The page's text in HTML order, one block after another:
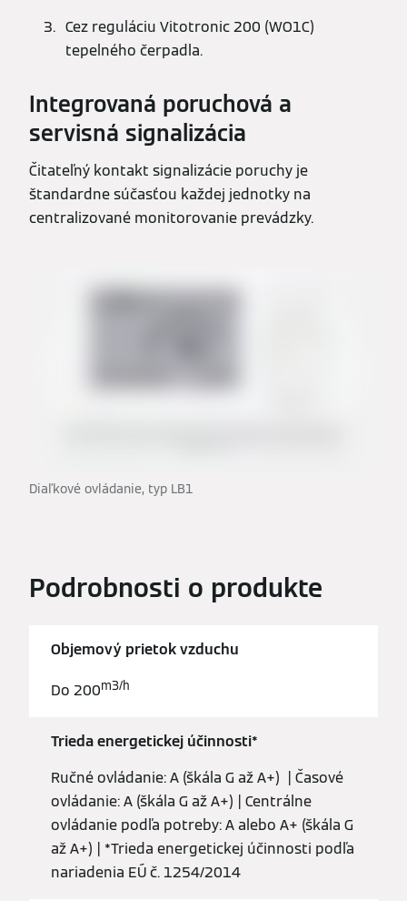
Cez reguláciu Vitotronic 200 (WO1C)
tepelného čerpadla.
Integrovaná poruchová a
servisná signalizácia
Čitateľný kontakt signalizácie poruchy je
štandardne súčasťou každej jednotky na
centralizované monitorovanie prevádzky.
Diaľkové ovládanie, typ LB1
Podrobnosti o produkte
Objemový prietok vzduchu
Do 200m3/h
Trieda energetickej účinnosti*
Ručné ovládanie: A (škála G až A+) | Časové
ovládanie: A (škála G až A+) | Centrálne
ovládanie podľa potreby: A alebo A+ (škála G
až A+) | *Trieda energetickej účinnosti podľa
nariadenia EÚ č. 1254/2014